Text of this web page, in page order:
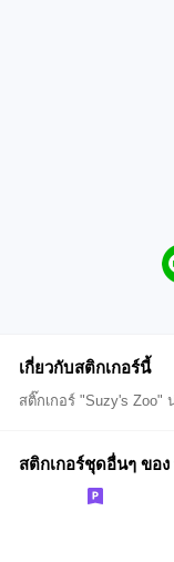
เกี่ยวกับสติกเกอร์นี้
สติ๊กเกอร์ "Suzy's
สติกเกอร์ชุดอื่นๆ ขอ